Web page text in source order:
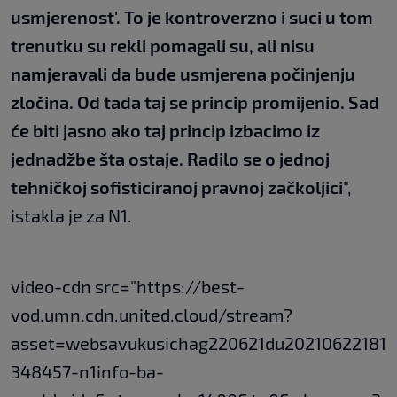
usmjerenost'. To je kontroverzno i suci u tom
trenutku su rekli pomagali su, ali nisu
namjeravali da bude usmjerena počinjenju
zločina. Od tada taj se princip promijenio. Sad
će biti jasno ako taj princip izbacimo iz
jednadžbe šta ostaje. Radilo se o jednoj
tehničkoj sofisticiranoj pravnoj začkoljici",
istakla je za N1.
video-cdn src="https://best-
vod.umn.cdn.united.cloud/stream?
asset=websavukusichag220621du20210622181
348457-n1info-ba-